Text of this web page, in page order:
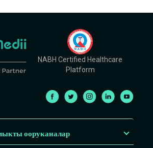
NABH Certified Healthcare
Platform
ооруканалар